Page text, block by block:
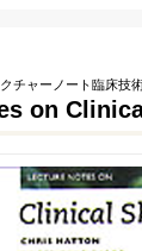
クチャーノート臨床技
on